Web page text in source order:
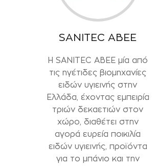
SANITEC ABEE
H SANITEC ABEE μία από
τις ηγέτιδες βιομηχανίες
ειδών υγιεινής στην
Ελλάδα, έχοντας εμπειρία
τριών δεκαετιών στον
χώρο, διαθέτει στην
αγορά ευρεία ποικιλία
ειδών υγιεινής, προϊόντα
για το μπάνιο και την